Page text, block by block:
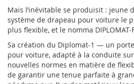
Mais l’inévitable se produisit : jeune
système de drapeau pour voiture le
plus flexible, et le nomma DIPLOMAT-
Sa création du Diplomat-1 — un
pour voiture, adapté à la conduite
nouvelles normes en matière de
de garantir une tenue parfaite à